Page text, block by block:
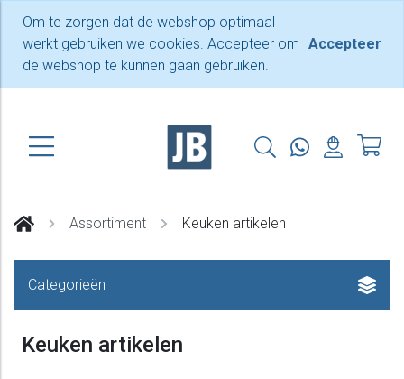
Om te zorgen dat de webshop optimaal
werkt gebruiken we cookies. Accepteer om
de webshop te kunnen gaan gebruiken.
Accepteer
Assortiment Keuken artikelen
Categorieën
Keuken artikelen